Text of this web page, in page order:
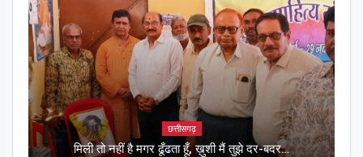
छत्तीसगढ़
मिली तो नहीं है मगर ढूँढता हूँ, ख़ुशी मैं तुझे दर-बदर…